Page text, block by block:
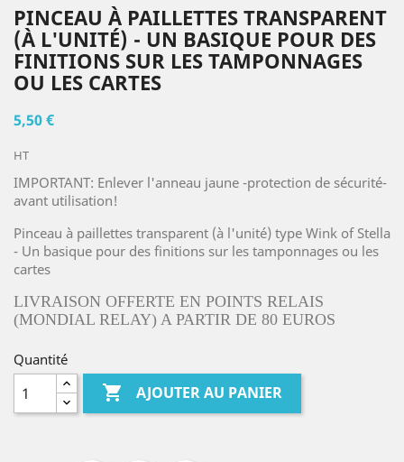
PINCEAU À PAILLETTES TRANSPARENT
(À L'UNITÉ) - UN BASIQUE POUR DES
FINITIONS SUR LES TAMPONNAGES
OU LES CARTES
5,50 €
HT
IMPORTANT: Enlever l'anneau jaune -protection de sécurité-
avant utilisation!
Pinceau à paillettes transparent (à l'unité) type Wink of Stella
- Un basique pour des finitions sur les tamponnages ou les
cartes
LIVRAISON OFFERTE EN POINTS RELAIS
(MONDIAL RELAY) A PARTIR DE 80 EUROS
Quantité
 AJOUTER AU PANIER